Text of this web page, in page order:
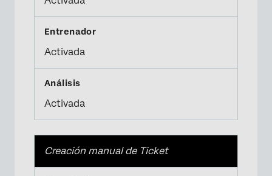
Activada
Activada
Creación manual de Ticket